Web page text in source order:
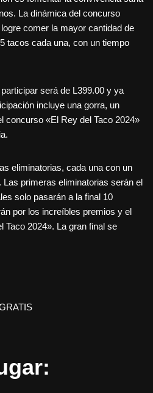
La dinámica del concurso
comer la mayor cantidad de
tacos cada una, con un tiempo
será de L399.00 y ya
incluye una gorra, un
concurso «El Rey del Taco 2024»
eliminatorias, cada una con un
primeras eliminatorias serán el
solo pasarán a la final 10
por los increíbles premios y el
Taco 2024». La gran final se